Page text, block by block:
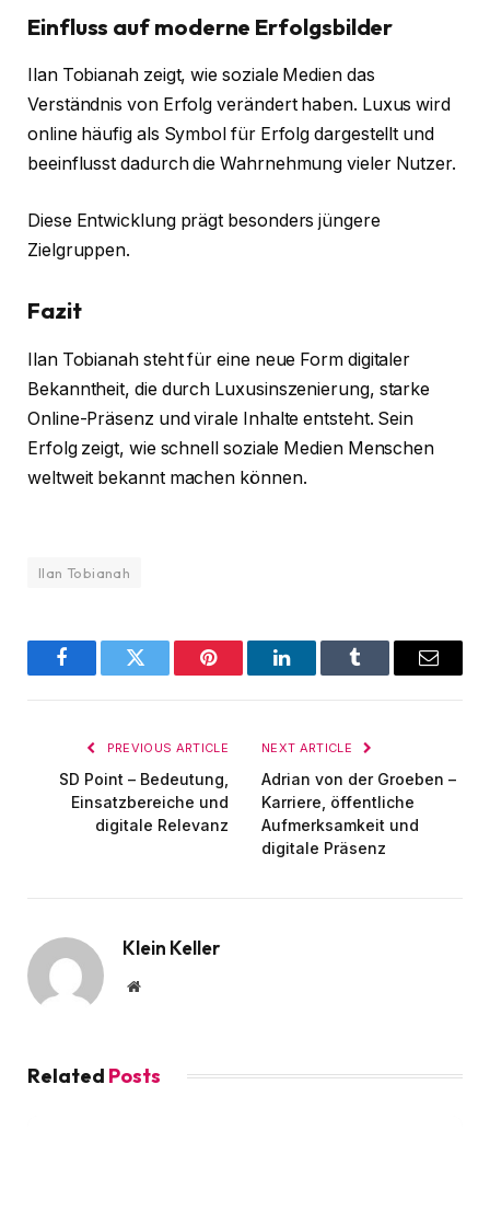
Einfluss auf moderne Erfolgsbilder
Ilan Tobianah zeigt, wie soziale Medien das
Verständnis von Erfolg verändert haben. Luxus wird
online häufig als Symbol für Erfolg dargestellt und
beeinflusst dadurch die Wahrnehmung vieler Nutzer.
Diese Entwicklung prägt besonders jüngere
Zielgruppen.
Fazit
Ilan Tobianah steht für eine neue Form digitaler
Bekanntheit, die durch Luxusinszenierung, starke
Online-Präsenz und virale Inhalte entsteht. Sein
Erfolg zeigt, wie schnell soziale Medien Menschen
weltweit bekannt machen können.
Ilan Tobianah
FacebookTwitter Pinterest LinkedInTumblr Email
PREVIOUS ARTICLE
SD Point – Bedeutung,
Einsatzbereiche und
digitale Relevanz
NEXT ARTICLE
Adrian von der Groeben –
Karriere, öffentliche
Aufmerksamkeit und
digitale Präsenz
Klein Keller
Website
Related Posts